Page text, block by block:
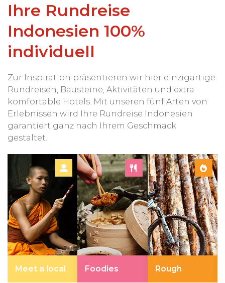
Ihre Rundreise
Indonesien 100%
individuell
Zur Inspiration präsentieren wir hier einzigartige
Rundreisen, Bausteine, Aktivitäten und extra
komfortable Hotels. Mit unseren fünf Arten von
Erlebnissen wird Ihre Rundreise Indonesien
garantiert ganz nach Ihrem Geschmack
gestaltet.
Meet a local Foodies Rough